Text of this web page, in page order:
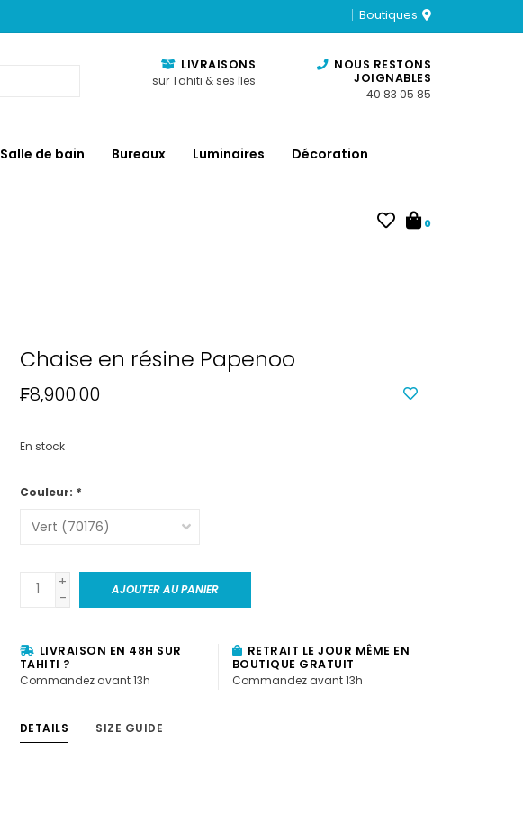
Boutiques
LIVRAISONS
sur Tahiti & ses îles
NOUS RESTONS
JOIGNABLES
40 83 05 85
Salle de bain Bureaux Luminaires
Décoration
0
Chaise en résine Papenoo
₣8,900.00
En stock
Couleur: *
+
-
AJOUTER AU PANIER
LIVRAISON EN 48H SUR
TAHITI ?
Commandez avant 13h
RETRAIT LE JOUR MÊME EN
BOUTIQUE GRATUIT
Commandez avant 13h
DETAILS SIZE GUIDE